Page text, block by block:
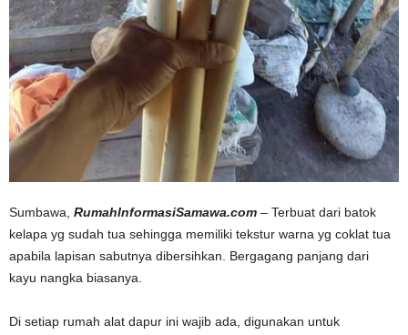
Sumbawa, RumahInformasiSamawa.com – Terbuat dari batok
kelapa yg sudah tua sehingga memiliki tekstur warna yg coklat tua
apabila lapisan sabutnya dibersihkan. Bergagang panjang dari
kayu nangka biasanya.
Di setiap rumah alat dapur ini wajib ada, digunakan untuk